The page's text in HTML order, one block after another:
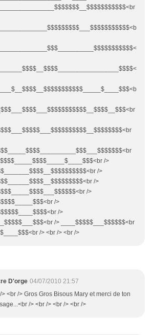
/>
/>
/>
/>
/>
/>
/> ____$$$$$___$$$$$$<br
/> <br /> <br />
D'orge 04/07/2010 21:57
> <br /> Gros Gros Bisous Mary et merci de ton
/> <br /> <br /> <br />